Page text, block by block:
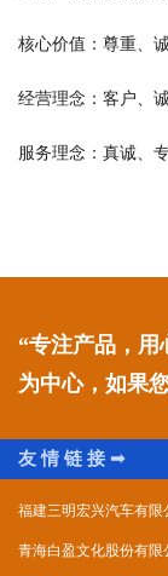
核心价值：尊重、
经营理念：客户、
服务理念：真诚、
“专注产品，
为中心，如果
福建三明宏兴汽车有限
青海白盈文化股份有限